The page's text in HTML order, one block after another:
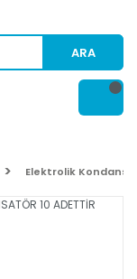
ARA
Elektrolik